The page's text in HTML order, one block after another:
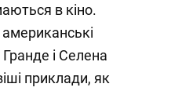
в кіно.
і Селена
приклади, як